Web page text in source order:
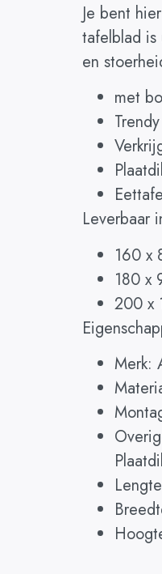
Je bent
tafelblad
en
met
Leverbaar
160 x
180 x
200 x
Merk: